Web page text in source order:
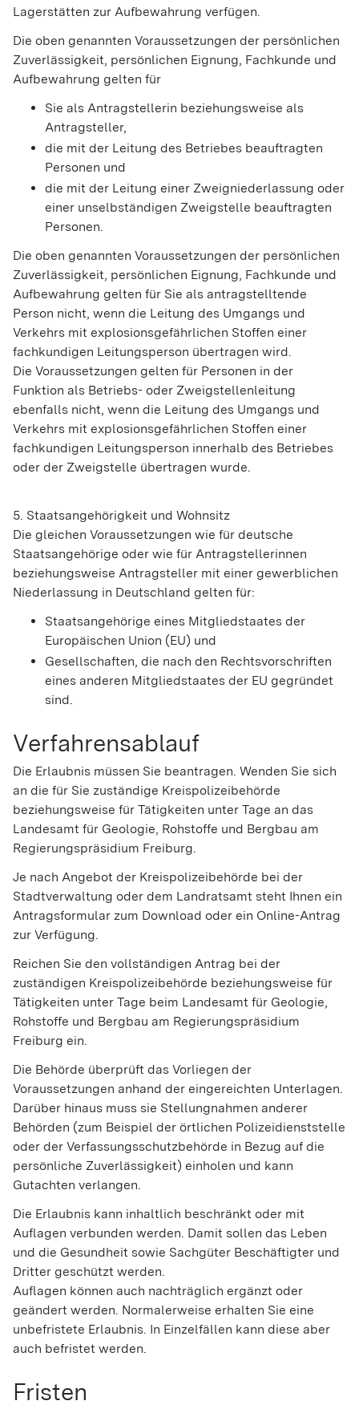
Lagerstätten zur Aufbewahrung verfügen.
Die oben genannten Voraussetzungen der persönlichen
Zuverlässigkeit, persönlichen Eignung, Fachkunde und
Aufbewahrung gelten für
Sie als Antragstellerin beziehungsweise als
Antragsteller,
die mit der Leitung des Betriebes beauftragten
Personen und
die mit der Leitung einer Zweigniederlassung oder
einer unselbständigen Zweigstelle beauftragten
Personen.
Die oben genannten Voraussetzungen der persönlichen
Zuverlässigkeit, persönlichen Eignung, Fachkunde und
Aufbewahrung gelten für Sie als antragstelltende
Person nicht, wenn die Leitung des Umgangs und
Verkehrs mit explosionsgefährlichen Stoffen einer
fachkundigen Leitungsperson übertragen wird.
Die Voraussetzungen gelten für Personen in der
Funktion als Betriebs- oder Zweigstellenleitung
ebenfalls nicht, wenn die Leitung des Umgangs und
Verkehrs mit explosionsgefährlichen Stoffen einer
fachkundigen Leitungsperson innerhalb des Betriebes
oder der Zweigstelle übertragen wurde.
5. Staatsangehörigkeit und Wohnsitz
Die gleichen Voraussetzungen wie für deutsche
Staatsangehörige oder wie für Antragstellerinnen
beziehungsweise Antragsteller mit einer gewerblichen
Niederlassung in Deutschland gelten für:
Staatsangehörige eines Mitgliedstaates der
Europäischen Union (EU) und
Gesellschaften, die nach den Rechtsvorschriften
eines anderen Mitgliedstaates der EU gegründet
sind.
Verfahrensablauf
Die Erlaubnis müssen Sie beantragen. Wenden Sie sich
an die für Sie zuständige Kreispolizeibehörde
beziehungsweise für Tätigkeiten unter Tage an das
Landesamt für Geologie, Rohstoffe und Bergbau am
Regierungspräsidium Freiburg.
Je nach Angebot der Kreispolizeibehörde bei der
Stadtverwaltung oder dem Landratsamt steht Ihnen ein
Antragsformular zum Download oder ein Online-Antrag
zur Verfügung.
Reichen Sie den vollständigen Antrag bei der
zuständigen Kreispolizeibehörde beziehungsweise für
Tätigkeiten unter Tage beim Landesamt für Geologie,
Rohstoffe und Bergbau am Regierungspräsidium
Freiburg ein.
Die Behörde überprüft das Vorliegen der
Voraussetzungen anhand der eingereichten Unterlagen.
Darüber hinaus muss sie Stellungnahmen anderer
Behörden (zum Beispiel der örtlichen Polizeidienststelle
oder der Verfassungsschutzbehörde in Bezug auf die
persönliche Zuverlässigkeit) einholen und kann
Gutachten verlangen.
Die Erlaubnis kann inhaltlich beschränkt oder mit
Auflagen verbunden werden. Damit sollen das Leben
und die Gesundheit sowie Sachgüter Beschäftigter und
Dritter geschützt werden.
Auflagen können auch nachträglich ergänzt oder
geändert werden. Normalerweise erhalten Sie eine
unbefristete Erlaubnis. In Einzelfällen kann diese aber
auch befristet werden.
Fristen